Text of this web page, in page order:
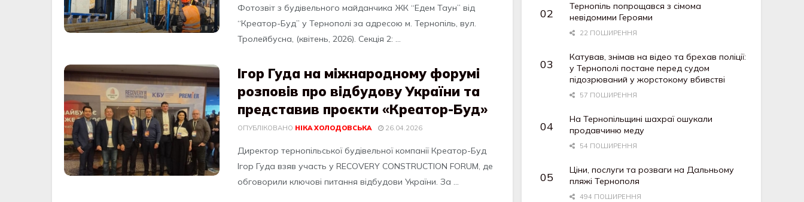
Фотозвіт з будівельного майданчика ЖК “Едем Таун” від
“Креатор-Буд” у Тернополі за адресою м. Тернопіль, вул.
Тролейбусна, (квітень, 2026). Секція 2: ...
Ігор Гуда на міжнародному форумі
розповів про відбудову України та
представив проєкти «Креатор-Буд»
ОПУБЛІКОВАНО НІКА ХОЛОДОВСЬКА 26.04.2026
Директор тернопільської будівельної компанії Креатор-Буд
Ігор Гуда взяв участь у RECOVERY CONSTRUCTION FORUM, де
обговорили ключові питання відбудови України. За ...
Тернопіль попрощався з сімома
невідомими Героями
22 ПОШИРЕННЯ
Катував, знімав на відео та брехав поліції:
у Тернополі постане перед судом
підозрюваний у жорстокому вбивстві
57 ПОШИРЕННЯ
На Тернопільщині шахраї ошукали
продавчиню меду
54 ПОШИРЕННЯ
Ціни, послуги та розваги на Дальньому
пляжі Тернополя
494 ПОШИРЕННЯ